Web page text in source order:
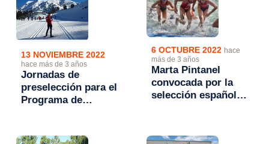
13 NOVIEMBRE 2022
hace más de 3 años
Jornadas de
preselección para el
Programa de
6 OCTUBRE 2022 hace
más de 3 años
Marta Pintanel
convocada por la
selección española
Cagliari